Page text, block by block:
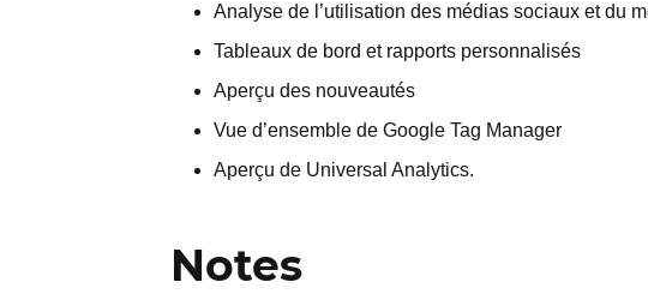
Analyse de l’utilisation des médias sociaux et du
Tableaux de bord et rapports personnalisés
Aperçu des nouveautés
Vue d’ensemble de Google Tag Manager
Aperçu de Universal Analytics.
Notes